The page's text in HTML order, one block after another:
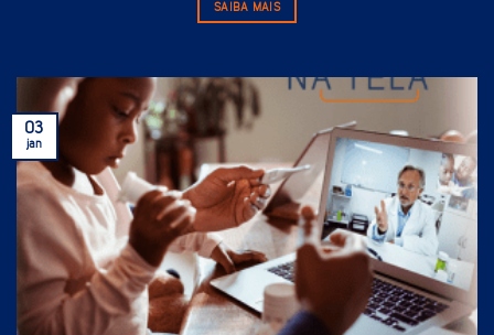
SAIBA MAIS
03
jan